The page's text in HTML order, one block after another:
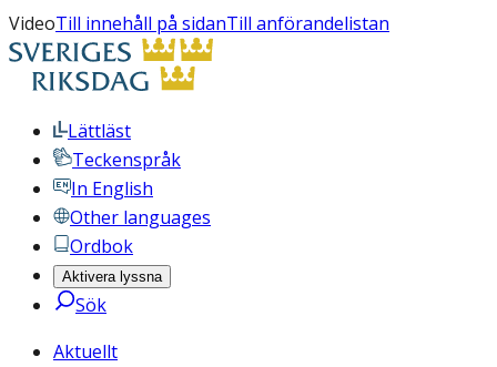
VideoTill innehåll på sidanTill anförandelistan
Lättläst
Teckenspråk
In English
Other languages
Ordbok
Aktivera lyssna
Sök
Aktuellt